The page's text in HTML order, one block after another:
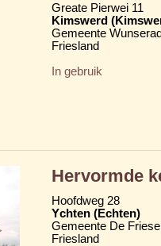
Greate Pierwei 11
Kimswerd
Gemeente
Friesland
In gebruik
Hervormde
Hoofdweg 28
Ychten (Echten)
Gemeente De
Friesland